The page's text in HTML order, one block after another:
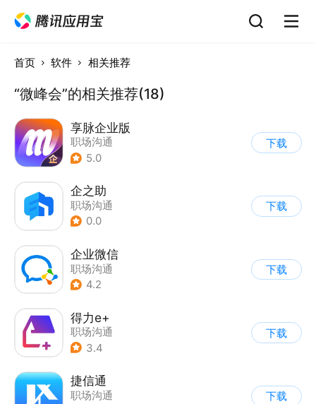
首页 软件 相关推荐
“微峰会”的相关推荐(18)
享脉企业版
职场沟通
5.0
下载
企之助
职场沟通
0.0
下载
企业微信
职场沟通
4.2
下载
得力e+
职场沟通
3.4
下载
捷信通
职场沟通
下载